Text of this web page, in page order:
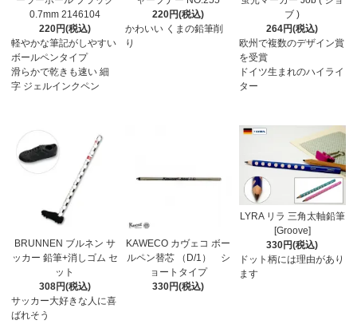
0.7mm 2146104
220円(税込)
軽やかな筆記がしやすい
ボールペンタイプ
滑らかで乾きも速い 細
字 ジェルインクペン
220円(税込)
かわいい くまの鉛筆削
り
ブ )
264円(税込)
欧州で複数のデザイン賞
を受賞
ドイツ生まれのハイライ
ター
BRUNNEN ブルネン サ
ッカー 鉛筆+消しゴム セ
ット
308円(税込)
サッカー大好きな人に喜
ばれそう
KAWECO カヴェコ ボー
ルペン替芯 （D/1） シ
ョートタイプ
330円(税込)
LYRA リラ 三角太軸鉛筆
[Groove]
330円(税込)
ドット柄には理由があり
ます